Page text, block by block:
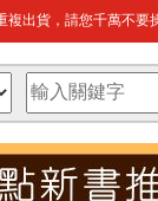
出貨，請您千萬不要